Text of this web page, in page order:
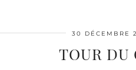
30 DÉCEMBRE
TOUR DU